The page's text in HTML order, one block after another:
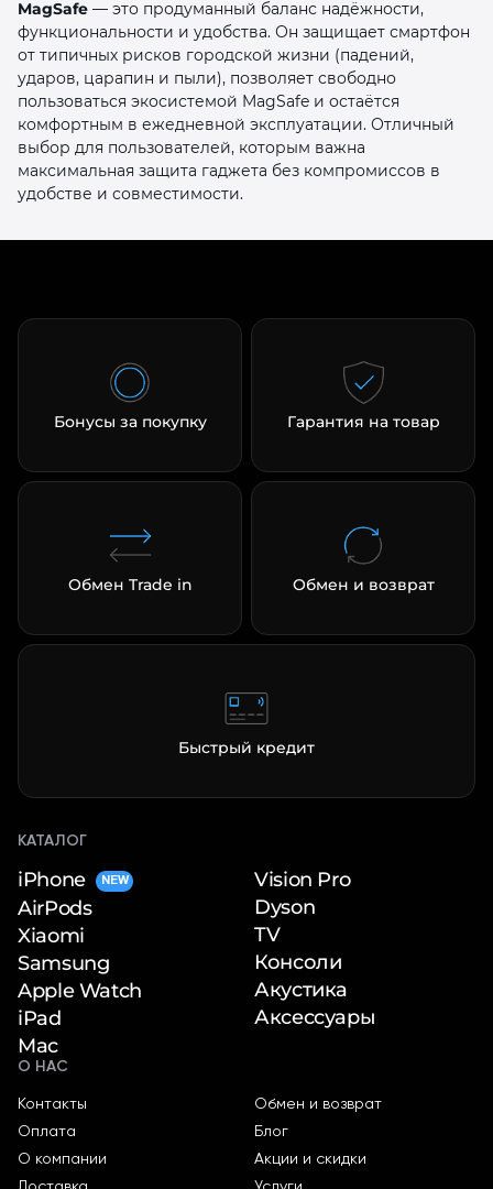
MagSafe — это продуманный баланс надёжности,
функциональности и удобства. Он защищает смартфон
от типичных рисков городской жизни (падений,
ударов, царапин и пыли), позволяет свободно
пользоваться экосистемой MagSafe и остаётся
комфортным в ежедневной эксплуатации. Отличный
выбор для пользователей, которым важна
максимальная защита гаджета без компромиссов в
удобстве и совместимости.
Бонусы за покупку Гарантия на товар
Обмен Trade in Обмен и возврат
Быстрый кредит
КАТАЛОГ
iPhone NEW
AirPods
Xiaomi
Samsung
Apple Watch
iPad
Mac
Vision Pro
Dyson
TV
Консоли
Акустика
Аксессуары
О НАС
Контакты
Оплата
О компании
Обмен и возврат
Блог
Акции и скидки